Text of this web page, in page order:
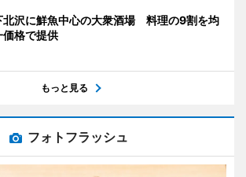
北沢に鮮魚中心の大衆酒場 料理の9割を均
価格で提供
もっと見る
フォトフラッシュ